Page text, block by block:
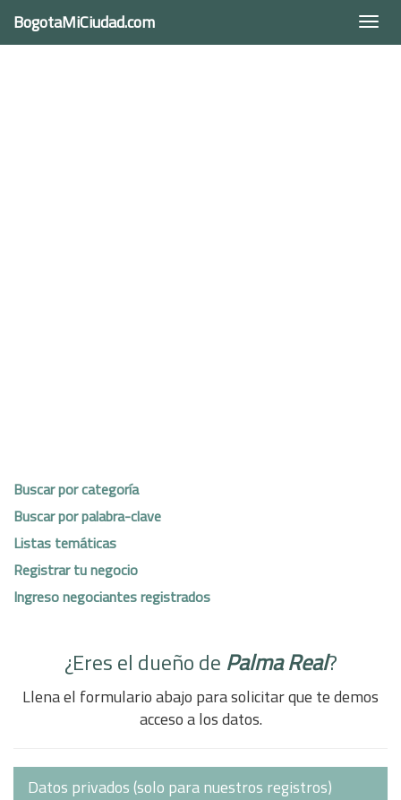
BogotaMiCiudad.com
Buscar por categoría
Buscar por palabra-clave
Listas temáticas
Registrar tu negocio
Ingreso negociantes registrados
¿Eres el dueño de Palma Real?
Llena el formulario abajo para solicitar que te demos
acceso a los datos.
Datos privados (solo para nuestros registros)